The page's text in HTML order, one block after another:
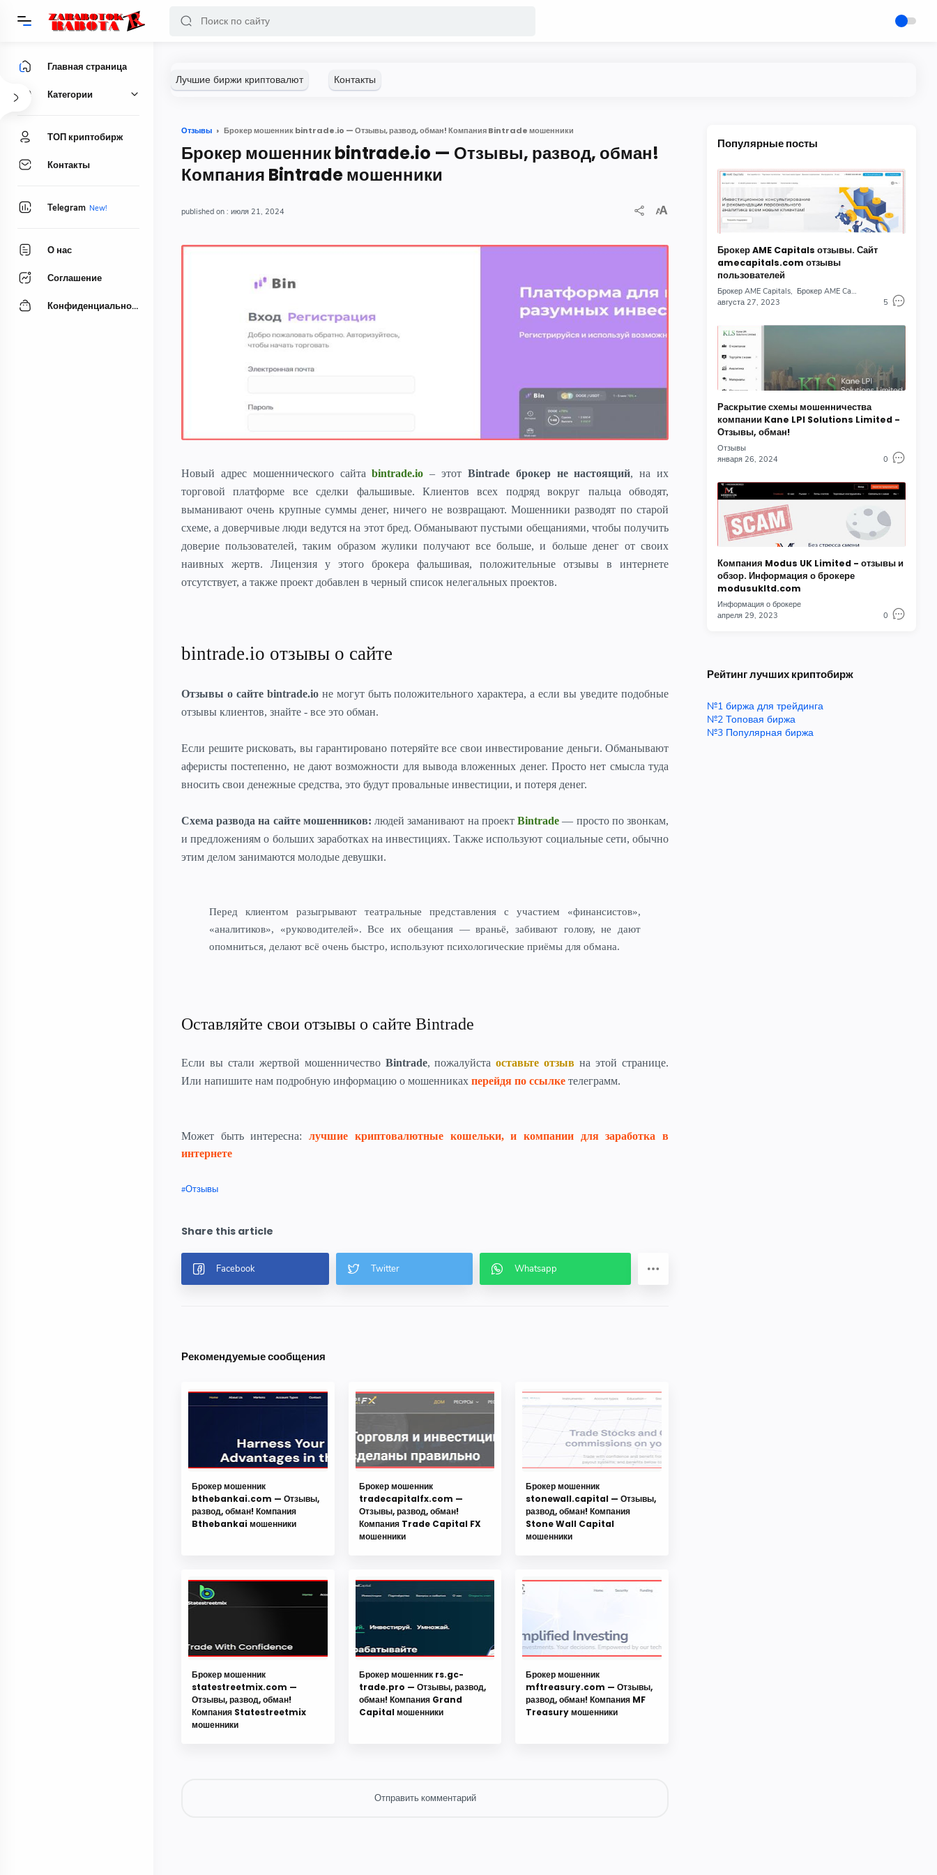
Отзывы Брокер мошенник bintrade.io — Отзывы, развод, обман! Компания Bintrade мошенники
Брокер мошенник bintrade.io — Отзывы, развод, обман!
Компания Bintrade мошенники
июля 21, 2024
Новый адрес мошеннического сайта bintrade.io– этот Bintrade брокер не настоящий, на их
торговой платформе все сделки фальшивые. Клиентов всех подряд вокруг пальца обводят,
выманивают очень крупные суммы денег, ничего не возвращают. Мошенники разводят по старой
схеме, а доверчивые люди ведутся на этот бред. Обманывают пустыми обещаниями, чтобы получить
доверие пользователей, таким образом жулики получают все больше, и больше денег от своих
наивных жертв. Лицензия у этого брокера фальшивая, положительные отзывы в интернете
отсутствует, а также проект добавлен в черный список нелегальных проектов.
bintrade.io отзывы о сайте
Отзывы о сайте bintrade.ioне могут быть положительного характера, а если вы уведите подобные
отзывы клиентов, знайте - все это обман.
Если решите рисковать, вы гарантировано потеряйте все свои инвестирование деньги. Обманывают
аферисты постепенно, не дают возможности для вывода вложенных денег. Просто нет смысла туда
вносить свои денежные средства, это будут провальные инвестиции, и потеря денег.
Схема развода на сайте мошенников: людей заманивают на проектBintrade— просто по звонкам,
и предложениям о больших заработках на инвестициях. Также используют социальные сети, обычно
этим делом занимаются молодые девушки.
Перед клиентом разыгрывают театральные представления с участием «финансистов»,
«аналитиков», «руководителей». Все их обещания — враньё, забивают голову, не дают
опомниться, делают всё очень быстро, используют психологические приёмы для обмана.
Оставляйте свои отзывы о сайте Bintrade
Если вы стали жертвой мошенничество Bintrade, пожалуйстаоставьте отзывна этой странице.
Или напишите нам подробную информацию о мошенниках перейдя по ссылке телеграмм.
Может быть интересна:
лучшие криптовалютные кошельки, и компании для заработка в
интернете
Отзывы
Рекомендуемые сообщения
Брокер мошенник
bthebankai.com — Отзывы,
развод, обман! Компания
Bthebankai мошенники
Брокер мошенник
tradecapitalfx.com —
Отзывы, развод, обман!
Компания Trade Capital FX
мошенники
Брокер мошенник
stonewall.capital — Отзывы,
развод, обман! Компания
Stone Wall Capital
мошенники
Брокер мошенник
statestreetmix.com —
Отзывы, развод, обман!
Компания Statestreetmix
мошенники
Брокер мошенник rs.gc-
trade.pro — Отзывы, развод,
обман! Компания Grand
Capital мошенники
Брокер мошенник
mftreasury.com — Отзывы,
развод, обман! Компания MF
Treasury мошенники
Отправить комментарий
Популярные посты
Брокер AME Capitals отзывы. Сайт
amecapitals.com отзывы
пользователей
Брокер AME Capitals
Брокер AME Capitals отзывы
августа 27, 2023
5
Раскрытие схемы мошенничества
компании Kane LPI Solutions Limited -
Отзывы, обман!
Отзывы
января 26, 2024
0
Компания Modus UK Limited - отзывы и
обзор. Информация о брокере
modusukltd.com
Информация о брокере
апреля 29, 2023
0
Рейтинг лучших криптобирж
№1 биржа для трейдинга
№2 Топовая биржа
№3 Популярная биржа
Главная страница
Категории
ТОП криптобирж
Контакты
Telegram
О нас
Соглашение
Конфиденциальность